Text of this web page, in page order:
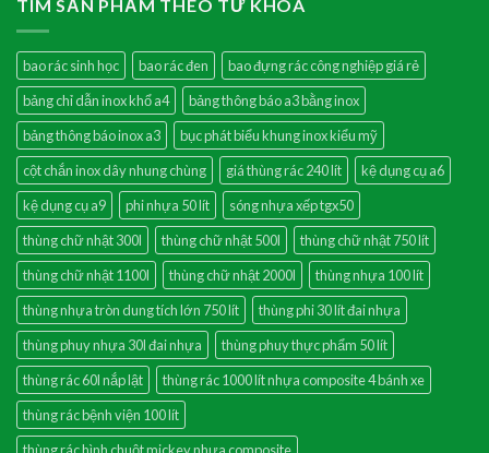
TÌM SẢN PHẨM THEO TỪ KHÓA
bao rác sinh học bao rác đen
bao đựng rác công nghiệp giá rẻ
bảng chỉ dẫn inox khổ a4
bảng thông báo a3 bằng inox
bảng thông báo inox a3
bục phát biểu khung inox kiểu mỹ
cột chắn inox dây nhung chùng
giá thùng rác 240 lít
kệ dụng cụ a6
kệ dụng cụ a9
phi nhựa 50 lít
sóng nhựa xếp tgx50
thùng chữ nhật 300l
thùng chữ nhật 500l
thùng chữ nhật 750 lít
thùng chữ nhật 1100l
thùng chữ nhật 2000l
thùng nhựa 100 lít
thùng nhựa tròn dung tích lớn 750 lít
thùng phi 30 lít đai nhựa
thùng phuy nhựa 30l đai nhựa
thùng phuy thực phẩm 50 lít
thùng rác 60l nắp lật
thùng rác 1000 lít nhựa composite 4 bánh xe
thùng rác bệnh viện 100 lít